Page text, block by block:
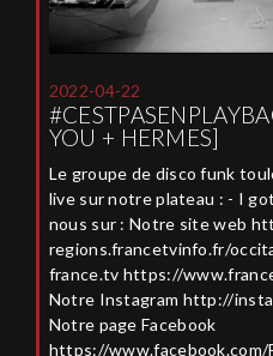
2022-04-22
YOU + HERMES]
Le groupe de disco funk
live sur notre plateau : - I
nous sur : Notre site web
regions.francetvinfo.fr/
france.tv https://
Notre Instagram http://
Notre page Facebook
https://www.facebook.com/